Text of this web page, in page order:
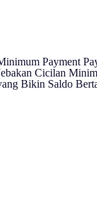
Payment
Cicilan
Bikin Saldo